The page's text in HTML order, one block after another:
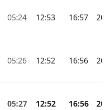
05:24 12:53 16:57
05:26 12:52 16:56
05:27 12:52 16:56